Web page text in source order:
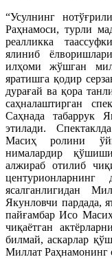
“Усулнинг
Раҳнамоси, турли
реалликка
ялиниб
илҳоми жўшган
яратишга қодир
дурағай ва қора
саҳналаштирган
Саҳнада табаррук
этилади.
Масиҳ ролини
нималардир
алжираб отилиб
центурионларнинг
ясалганлигидан
Якунловчи пардада,
пайғамбар Исо
чиқаётган
билмай, аскарлар
Миллат Раҳнамонинг